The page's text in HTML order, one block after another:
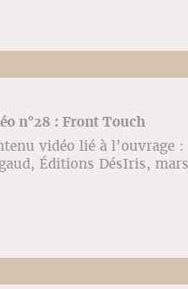
n°28 : Front Touch
vidéo lié à
Éditions DésIris,